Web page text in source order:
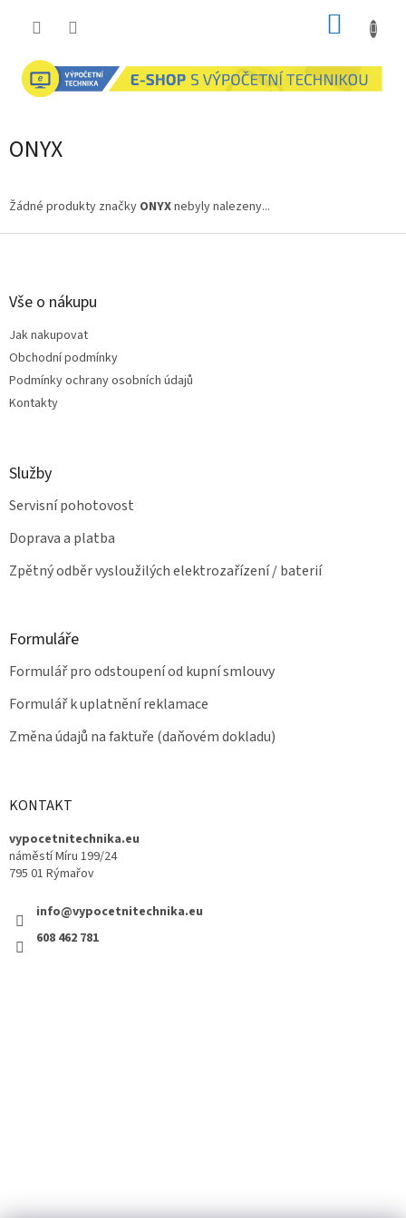
ONYX
Žádné produkty značky ONYXnebyly nalezeny...
Z
Vše o nákupu
Jak nakupovat
Obchodní podmínky
Podmínky ochrany osobních údajů
Kontakty
Služby
Servisní pohotovost
Doprava a platba
Zpětný odběr vysloužilých elektrozařízení / baterií
Formuláře
Formulář pro odstoupení od kupní smlouvy
Formulář k uplatnění reklamace
Změna údajů na faktuře (daňovém dokladu)
KONTAKT
vypocetnitechnika.eu
náměstí Míru 199/24
795 01 Rýmařov
info@vypocetnitechnika.eu
608 462 781